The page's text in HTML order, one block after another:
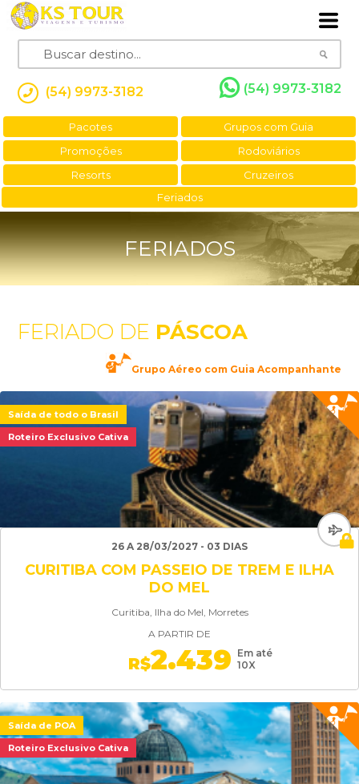
(54) 9973-3182 (54) 9973-3182
Pacotes
Grupos com Guia
Promoções
Rodoviários
Resorts
Cruzeiros
Feriados
FERIADOS
FERIADO DE PÁSCOA
Grupo Aéreo com Guia Acompanhante
Saída de todo o Brasil
Roteiro Exclusivo Cativa
26 A 28/03/2027 - 03 DIAS
CURITIBA COM PASSEIO DE TREM E ILHA
DO MEL
Curitiba, Ilha do Mel, Morretes
A PARTIR DE
R$2.439 Em até
10X
Saída de POA
Roteiro Exclusivo Cativa